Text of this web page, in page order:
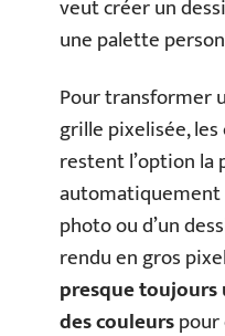
veut créer un
une palette
Pour transformer
grille pixelisée,
restent l’option la
automatiquement
photo ou d’un
rendu en gros
presque
des couleurs